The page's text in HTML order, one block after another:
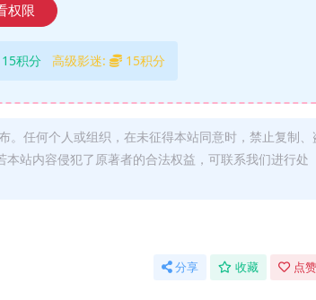
权限
15积分 高级影迷: 15积分
。任何个人或组织，在未征得本站同意时，禁止复制、
站内容侵犯了原著者的合法权益，可联系我们进行处
分享 收藏 点